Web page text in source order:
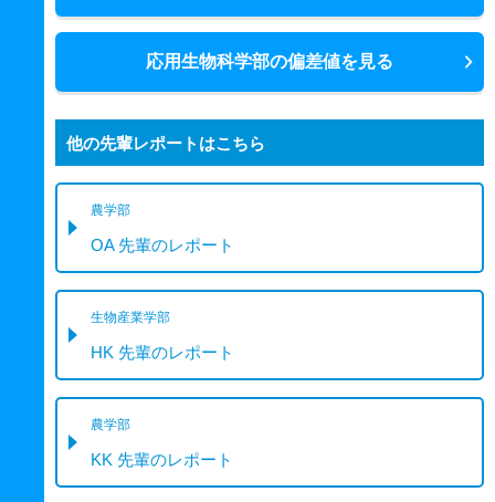
応用生物科学部の偏差値を見る
他の先輩レポートはこちら
農学部
OA 先輩のレポート
生物産業学部
HK 先輩のレポート
農学部
KK 先輩のレポート